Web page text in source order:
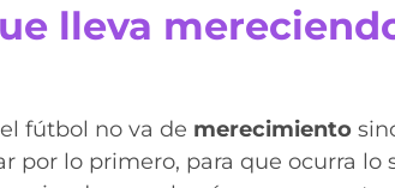
lleva
fútbol no va de merecimiento
por lo primero, para que ocurra lo